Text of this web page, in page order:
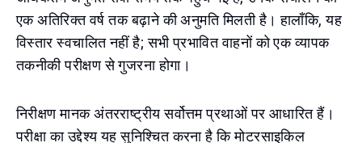
एक अतिरिक्त वर्ष तक बढ़ाने की अनुमति मिलती है। हालाँकि, यह
विस्तार स्वचालित नहीं है; सभी प्रभावित वाहनों को एक व्यापक
तकनीकी परीक्षण से गुजरना होगा।
निरीक्षण मानक अंतरराष्ट्रीय सर्वोत्तम प्रथाओं पर आधारित हैं।
परीक्षा का उद्देश्य यह सुनिश्चित करना है कि मोटरसाइकिल